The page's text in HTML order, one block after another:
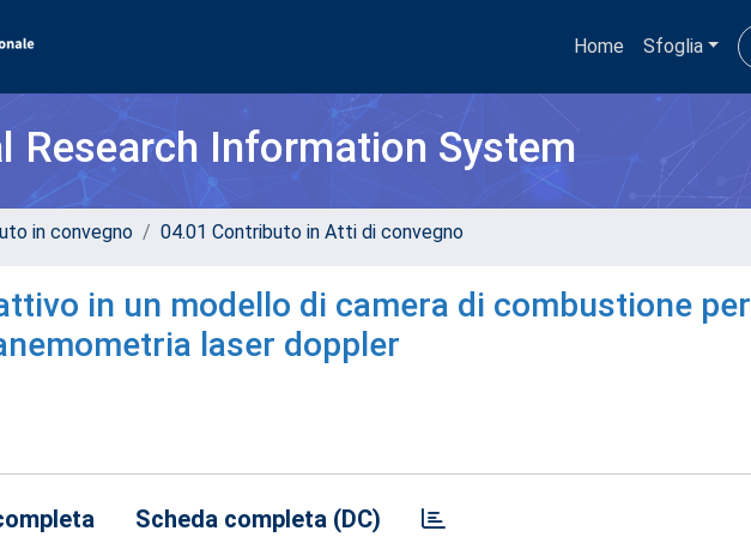
Home Sfoglia
Research Information System
in convegno 04.01 Contributo in Atti di convegno
in un modello di camera di combustione per
laser doppler
Scheda completa (DC)